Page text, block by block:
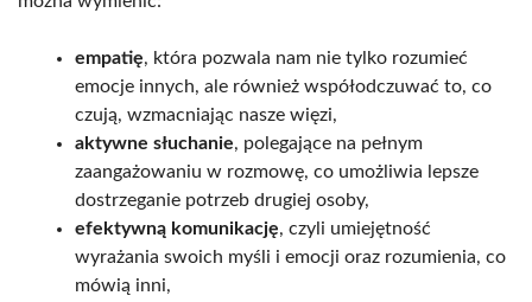
empatię, która pozwala nam nie tylko rozumieć
emocje innych, ale również współodczuwać to, co
czują, wzmacniając nasze więzi,
aktywne słuchanie, polegające na pełnym
zaangażowaniu w rozmowę, co umożliwia lepsze
dostrzeganie potrzeb drugiej osoby,
efektywną komunikację, czyli umiejętność
wyrażania swoich myśli i emocji oraz rozumienia, co
mówią inni,